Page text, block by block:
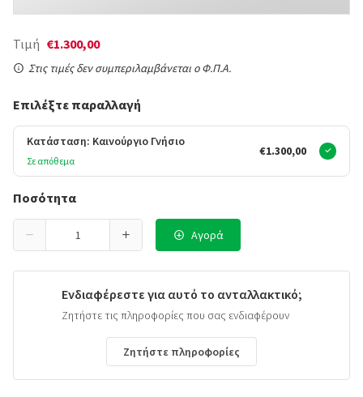
Τιμή €1.300,00
Στις τιμές δεν συμπεριλαμβάνεται ο Φ.Π.Α.
Επιλέξτε παραλλαγή
Κατάσταση: Καινούργιο Γνήσιο
Σε απόθεμα
€1.300,00
Ποσότητα
Αγορά
Ενδιαφέρεστε για αυτό το ανταλλακτικό;
Ζητήστε τις πληροφορίες που σας ενδιαφέρουν
Ζητήστε πληροφορίες